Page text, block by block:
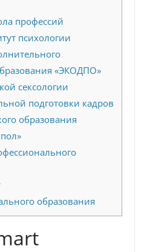
профессий
психологии
«ЭКОДПО»
сексологии
подготовки кадров
образования
образования